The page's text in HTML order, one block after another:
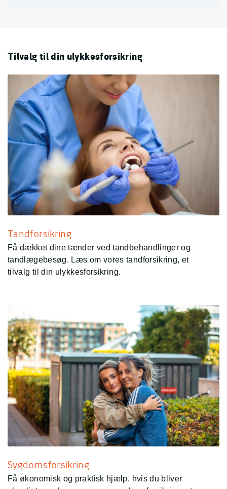
Tilvalg til din ulykkesforsikring
Tandforsikring
Få dækket dine tænder ved tandbehandlinger og
tandlægebesøg. Læs om vores tandforsikring, et
tilvalg til din ulykkesforsikring.
Sygdomsforsikring
Få økonomisk og praktisk hjælp, hvis du bliver